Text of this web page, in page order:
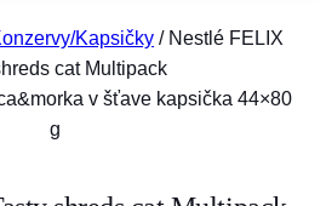
e
r
c
Kapsičky / Nestlé FELIX
cat Multipack
v šťave kapsička 44×80
g